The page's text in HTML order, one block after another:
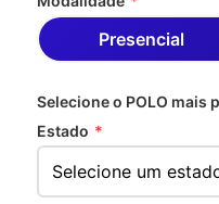
Presencial
Selecione o POLO mais
Estado *